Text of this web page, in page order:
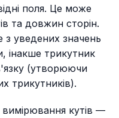
поля. Це може
та довжин сторін.
уведених значень
інакше трикутник
(утворюючи
трикутників).
вимірювання кутів —